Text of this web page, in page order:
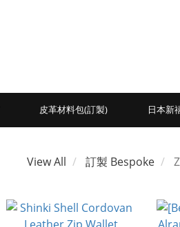
皮革材料包(訂製) 日本新
View All 訂製 Bespoke